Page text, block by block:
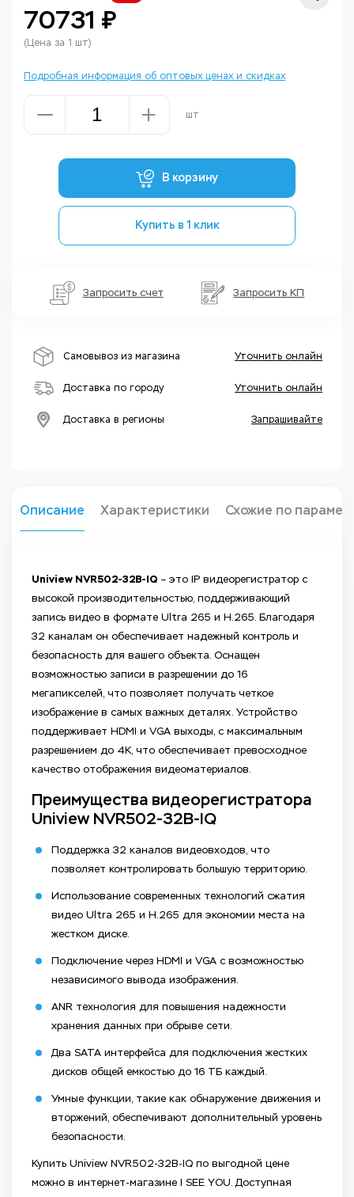
70731 ₽
(Цена за 1 шт)
Подробная информация об оптовых ценах и скидках
шт
В корзину
Купить в 1 клик
Запросить счет Запросить КП
Самовывоз из магазина Уточнить онлайн
Доставка по городу Уточнить онлайн
Доставка в регионы Запрашивайте
Описание Характеристики Схожие по
Uniview NVR502-32B-IQ – это IP видеорегистратор с
высокой производительностью, поддерживающий
запись видео в формате Ultra 265 и H.265. Благодаря
32 каналам он обеспечивает надежный контроль и
безопасность для вашего объекта. Оснащен
возможностью записи в разрешении до 16
мегапикселей, что позволяет получать четкое
изображение в самых важных деталях. Устройство
поддерживает HDMI и VGA выходы, с максимальным
разрешением до 4K, что обеспечивает превосходное
качество отображения видеоматериалов.
Преимущества видеорегистратора
Uniview NVR502-32B-IQ
Поддержка 32 каналов видеовходов, что
позволяет контролировать большую территорию.
Использование современных технологий сжатия
видео Ultra 265 и H.265 для экономии места на
жестком диске.
Подключение через HDMI и VGA с возможностью
независимого вывода изображения.
ANR технология для повышения надежности
хранения данных при обрыве сети.
Два SATA интерфейса для подключения жестких
дисков общей емкостью до 16 ТБ каждый.
Умные функции, такие как обнаружение движения и
вторжений, обеспечивают дополнительный уровень
безопасности.
Купить Uniview NVR502-32B-IQ по выгодной цене
можно в интернет-магазине I SEE YOU. Доступная